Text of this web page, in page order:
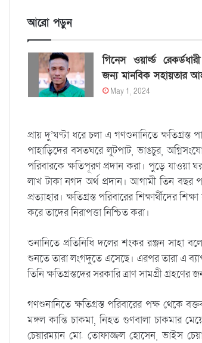
আরো পড়ুন
গিনেস ওয়ার্ল্ড
জন্য মানবিক সহায়তার
May 1, 2024
প্রায় দু’ঘণ্টা ধরে চলা এ গণশুনানিতে
পাহাড়িদের বসতঘরে লুটপাট, ভাঙচুর,
পরিবারকে ক্ষতিপূরণ প্রদান করা। পুড়ে যাওয়া
লাখ টাকা নগদ অর্থ প্রদান। আগামী তিন বছর
প্রত্যাহার। ক্ষতিগ্রস্ত পরিবারের শিক্ষার্থীদের
করে তাদের নিরাপত্তা নিশ্চিত করা।
শুনানিতে প্রতিনিধি দলের শংকর রঞ্জন সাহা
শুনতে তারা লংগদুতে এসেছে। এরপর তারা এ
তিনি ক্ষতিগ্রস্তদের সরকারি ত্রাণ সামগ্রী
গণশুনানিতে ক্ষতিগ্রস্ত পরিবারের পক্ষ থেকে
মঙ্গল কান্তি চাকমা, নিহত গুণবালা চাকমার
চেয়ারম্যান মো. তোফাজ্জল হোসেন, ভাইস